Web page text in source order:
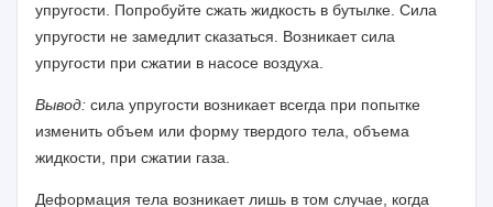
упругости. Попробуйте сжать жидкость в бутылке. Сила
упругости не замедлит сказать­ся. Возникает сила
упругости при сжатии в насосе воздуха.
Вывод: сила упругости возникает всегда при попытке
изменить объем или форму твердого тела, объема
жидкости, при сжатии газа.
Деформация тела возникает лишь в том случае, когда